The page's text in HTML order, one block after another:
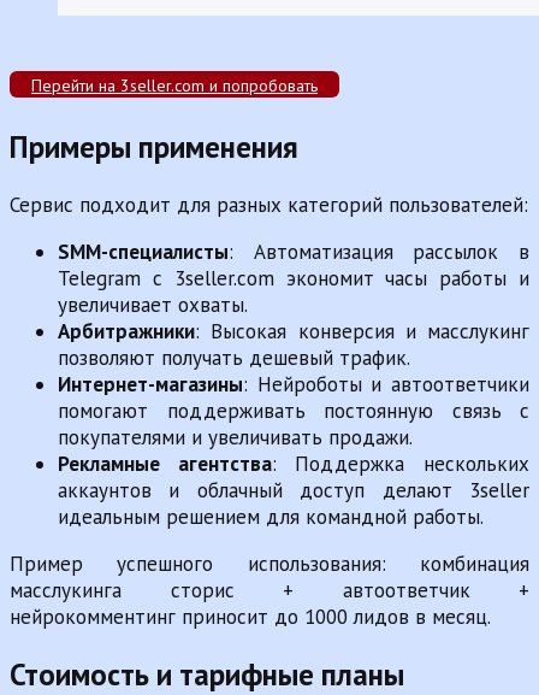
Перейти на 3seller.com и попробовать
Примеры применения
Сервис подходит для разных категорий пользователей:
SMM-специалисты: Автоматизация рассылок в
Telegram с 3seller.com экономит часы работы и
увеличивает охваты.
Арбитражники: Высокая конверсия и масслукинг
позволяют получать дешевый трафик.
Интернет-магазины: Нейроботы и автоответчики
помогают поддерживать постоянную связь с
покупателями и увеличивать продажи.
Рекламные агентства: Поддержка нескольких
аккаунтов и облачный доступ делают 3seller
идеальным решением для командной работы.
Пример успешного использования: комбинация
масслукинга сторис + автоответчик +
нейрокомментинг приносит до 1000 лидов в месяц.
Стоимость и тарифные планы